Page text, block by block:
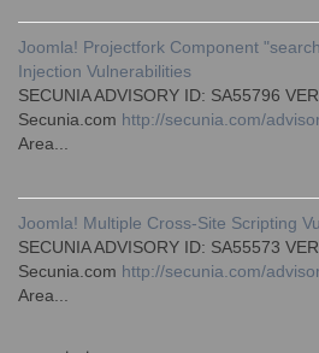
Joomla! Projectfork Component
Injection Vulnerabilities
SECUNIA ADVISORY ID: SA55796
Secunia.com http://secunia.com/
Area...
Joomla! Multiple Cross-Site Scripting
SECUNIA ADVISORY ID: SA55573
Secunia.com http://secunia.com/
Area...